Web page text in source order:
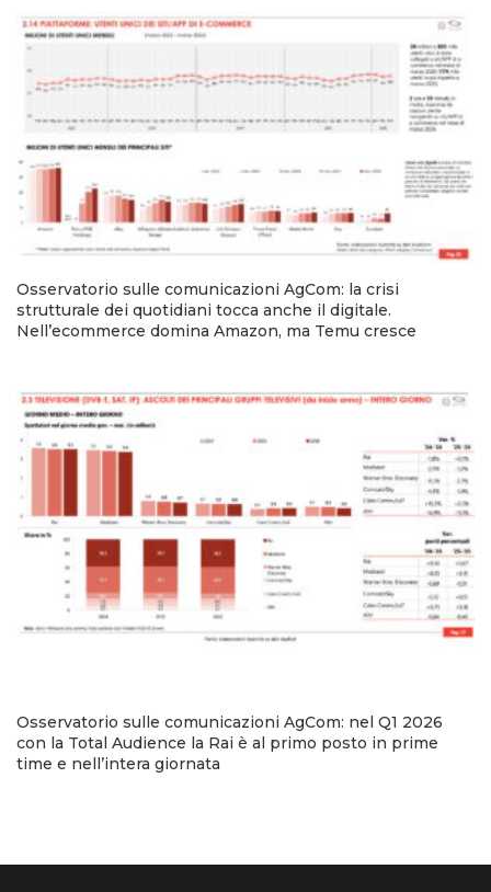
Osservatorio sulle comunicazioni AgCom: la crisi
strutturale dei quotidiani tocca anche il digitale.
Nell’ecommerce domina Amazon, ma Temu cresce
Osservatorio sulle comunicazioni AgCom: nel Q1 2026
con la Total Audience la Rai è al primo posto in prime
time e nell’intera giornata